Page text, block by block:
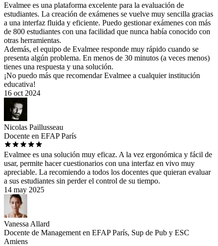
Evalmee es una plataforma excelente para la evaluación de
estudiantes. La creación de exámenes se vuelve muy sencilla gracias
a una interfaz fluida y eficiente. Puedo gestionar exámenes con más
de 800 estudiantes con una facilidad que nunca había conocido con
otras herramientas.
Además, el equipo de Evalmee responde muy rápido cuando se
presenta algún problema. En menos de 30 minutos (a veces menos)
tienes una respuesta y una solución.
¡No puedo más que recomendar Evalmee a cualquier institución
educativa!
16 oct 2024
Nicolas Paillusseau
Docente en EFAP París
Evalmee es una solución muy eficaz. A la vez ergonómica y fácil de
usar, permite hacer cuestionarios con una interfaz en vivo muy
apreciable. La recomiendo a todos los docentes que quieran evaluar
a sus estudiantes sin perder el control de su tiempo.
14 may 2025
Vanessa Allard
Docente de Management en EFAP París, Sup de Pub y ESC
Amiens